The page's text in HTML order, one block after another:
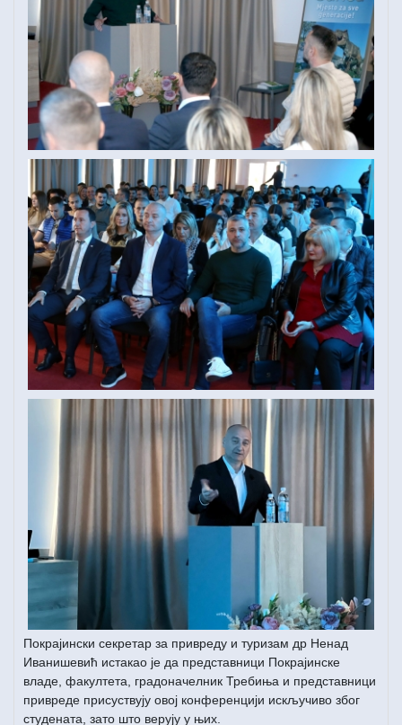
Покрајински секретар за привреду и туризам др Ненад
Иванишевић истакао је да представници Покрајинске
владе, факултета, градоначелник Требиња и представници
привреде присуствују овој конференцији искључиво због
студената, зато што верују у њих.